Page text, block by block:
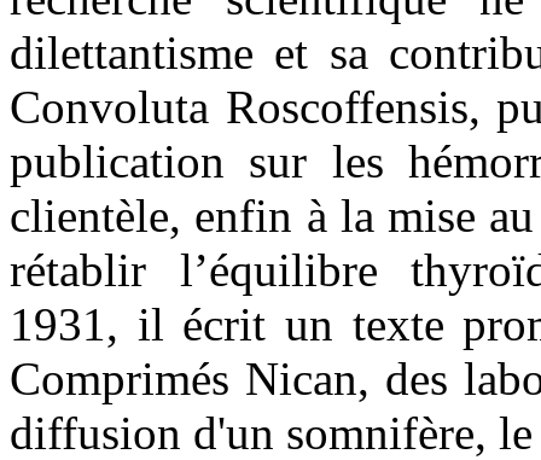
dilettantisme et sa
Convoluta Roscoffensis,
publication sur les
clientèle, enfin à la mise
rétablir l’équilibre
1931, il écrit un texte
Comprimés Nican, des
diffusion d'un somnifère,